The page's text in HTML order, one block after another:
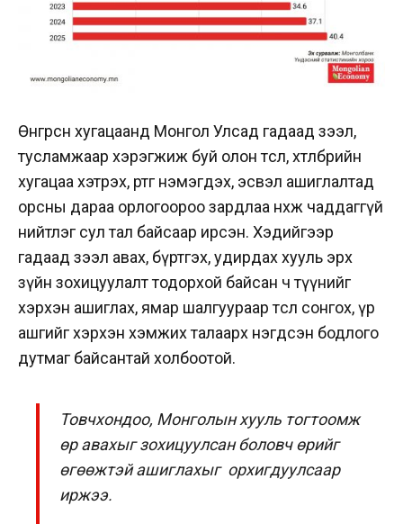
Өнгөрсөн хугацаанд Монгол Улсад гадаад зээл,
тусламжаар хэрэгжиж буй олон төсөл, хөтөлбөрийн
хугацаа хэтрэх, өртөг нэмэгдэх, эсвэл ашиглалтад
орсны дараа орлогоороо зардлаа нөхөж чаддаггүй
нийтлэг сул тал байсаар ирсэн. Хэдийгээр
гадаад зээл авах, бүртгэх, удирдах хууль эрх
зүйн зохицуулалт тодорхой байсан ч түүнийг
хэрхэн ашиглах, ямар шалгуураар төсөл сонгох, үр
ашгийг хэрхэн хэмжих талаарх нэгдсэн бодлого
дутмаг байсантай холбоотой.
Товчхондоо, Монголын хууль тогтоомж
өр авахыг зохицуулсан боловч өрийг
өгөөжтэй ашиглахыг орхигдуулсаар
иржээ.